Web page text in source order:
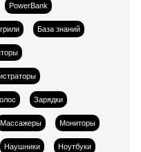
PowerBank
База знаний
Зарядки
Массажеры Мониторы
Наушники Ноутбуки